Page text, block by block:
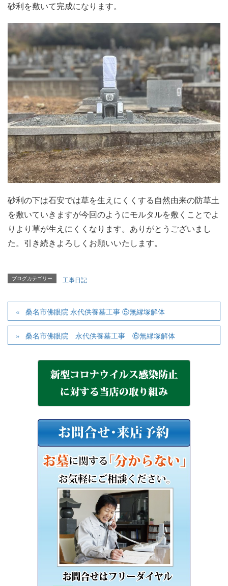
砂利を敷いて完成になります。
砂利の下は石安では草を生えにくくする自然由来の防草土
を敷いていきますが今回のようにモルタルを敷くことでよ
りより草が生えにくくなります。ありがとうございまし
た。引き続きよろしくお願いいたします。
ブログカテゴリー 工事日記
桑名市佛眼院 永代供養墓工事 ⑤無縁塚解体
桑名市佛眼院 永代供養墓工事 ⑥無縁塚解体